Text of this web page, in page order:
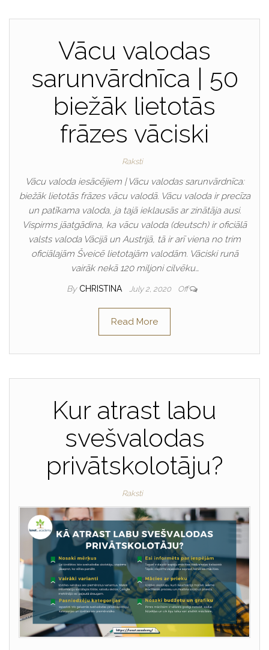
Vācu valodas
sarunvārdnīca | 50
biežāk lietotās
frāzes vāciski
Raksti
Vācu valoda iesācējiem | Vācu valodas sarunvārdnīca:
biežāk lietotās frāzes vācu valodā. Vācu valoda ir precīza
un patīkama valoda, ja tajā ieklausās ar zinātāja ausi.
Vispirms jāatgādina, ka vācu valoda (deutsch) ir oficiālā
valsts valoda Vācijā un Austrijā, tā ir arī viena no trim
oficiālajām Šveicē lietotajām valodām. Vāciski runā
vairāk nekā 120 miljoni cilvēku…
By CHRISTINA July 2, 2020 Off
Read More
Kur atrast labu
svešvalodas
privātskolotāju?
Raksti